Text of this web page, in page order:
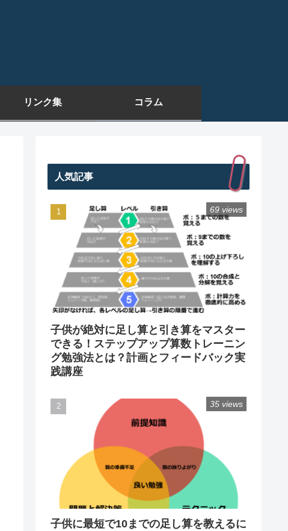
リンク集 コラム
人気記事
子供が絶対に足し算と引き算をマスター
できる！ステップアップ算数トレーニン
グ勉強法とは？計画とフィードバック実
践講座
69 views
子供に最短で10までの足し算を教えるに
35 views